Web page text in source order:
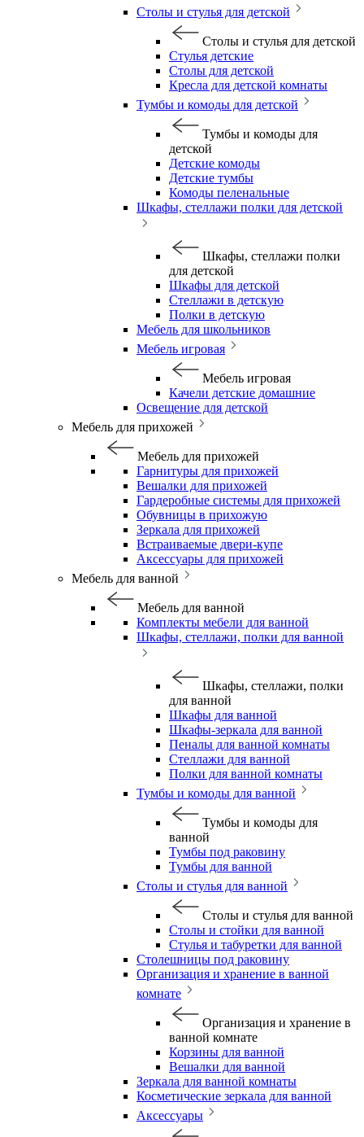
Столы и стулья для детской
Столы и стулья для детской
Стулья детские
Столы для детской
Кресла для детской комнаты
Тумбы и комоды для детской
Тумбы и комоды для
детской
Детские комоды
Детские тумбы
Комоды пеленальные
Шкафы, стеллажи полки для детской
Шкафы, стеллажи полки
для детской
Шкафы для детской
Стеллажи в детскую
Полки в детскую
Мебель для школьников
Мебель игровая
Мебель игровая
Качели детские домашние
Освещение для детской
Мебель для прихожей
Мебель для прихожей
Гарнитуры для прихожей
Вешалки для прихожей
Гардеробные системы для прихожей
Обувницы в прихожую
Зеркала для прихожей
Встраиваемые двери-купе
Аксессуары для прихожей
Мебель для ванной
Мебель для ванной
Комплекты мебели для ванной
Шкафы, стеллажи, полки для ванной
Шкафы, стеллажи, полки
для ванной
Шкафы для ванной
Шкафы-зеркала для ванной
Пеналы для ванной комнаты
Стеллажи для ванной
Полки для ванной комнаты
Тумбы и комоды для ванной
Тумбы и комоды для
ванной
Тумбы под раковину
Тумбы для ванной
Столы и стулья для ванной
Столы и стулья для ванной
Столы и стойки для ванной
Стулья и табуретки для ванной
Столешницы под раковину
Организация и хранение в ванной
комнате
Организация и хранение в
ванной комнате
Корзины для ванной
Вешалки для ванной
Зеркала для ванной комнаты
Косметические зеркала для ванной
Аксессуары